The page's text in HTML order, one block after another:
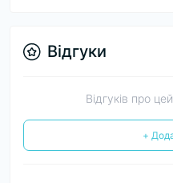
Відгуки
Відгуків про
+